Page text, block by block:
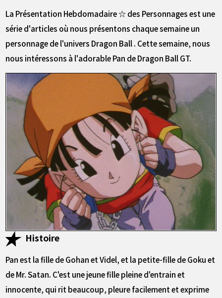
JP
EN FR DE ES
La Présentation Hebdomadaire ☆ des Personnages est une
série d'articles où nous présentons chaque semaine un
personnage de l'univers Dragon Ball . Cette semaine, nous
nous intéressons à l'adorable Pan de Dragon Ball GT.
Histoire
Pan est la fille de Gohan et Videl, et la petite-fille de Goku et
de Mr. Satan. C'est une jeune fille pleine d'entrain et
innocente, qui rit beaucoup, pleure facilement et exprime